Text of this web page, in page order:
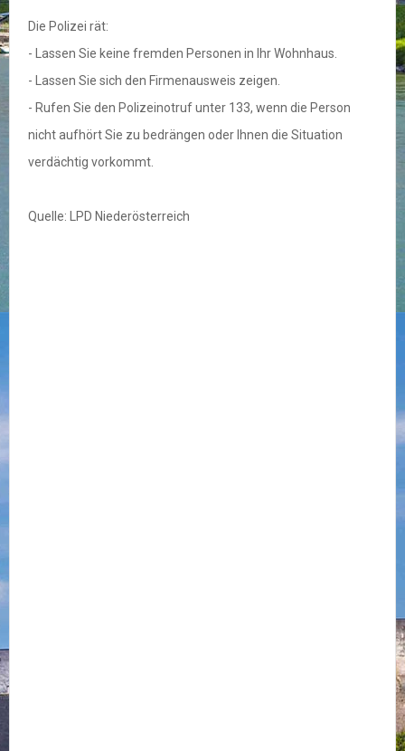
Die Polizei rät:
- Lassen Sie keine fremden Personen in Ihr Wohnhaus.
- Lassen Sie sich den Firmenausweis zeigen.
- Rufen Sie den Polizeinotruf unter 133, wenn die Person
nicht aufhört Sie zu bedrängen oder Ihnen die Situation
verdächtig vorkommt.
Quelle: LPD Niederösterreich